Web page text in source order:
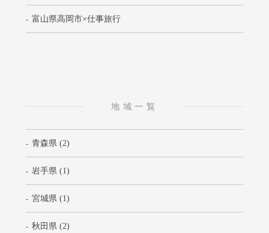
富山県高岡市×仕事旅行
地域一覧
青森県 (2)
岩手県 (1)
宮城県 (1)
秋田県 (2)